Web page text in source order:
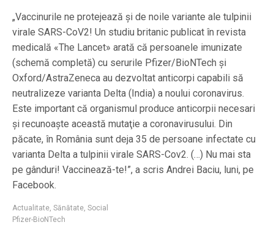
„Vaccinurile ne protejează şi de noile variante ale tulpinii
virale SARS-CoV2! Un studiu britanic publicat în revista
medicală «The Lancet» arată că persoanele imunizate
(schemă completă) cu serurile Pfizer/BioNTech şi
Oxford/AstraZeneca au dezvoltat anticorpi capabili să
neutralizeze varianta Delta (India) a noului coronavirus.
Este important că organismul produce anticorpii necesari
şi recunoaşte această mutaţie a coronavirusului. Din
păcate, în România sunt deja 35 de persoane infectate cu
varianta Delta a tulpinii virale SARS-Cov2. (…) Nu mai sta
pe gânduri! Vaccinează-te!”, a scris Andrei Baciu, luni, pe
Facebook.
Actualitate, Sănătate, Social
Pfizer-BioNTech